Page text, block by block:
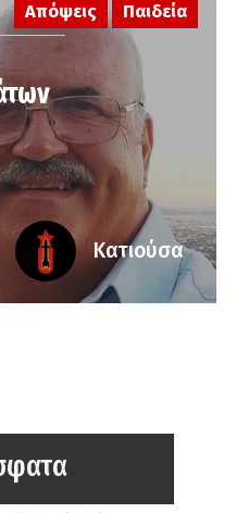
Απόψεις Παιδεία
Κατιούσα